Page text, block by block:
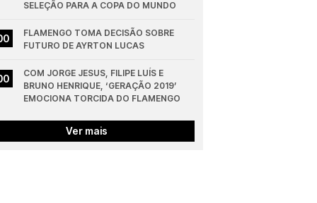
SELEÇÃO PARA A COPA DO MUNDO
FLAMENGO TOMA DECISÃO SOBRE
FUTURO DE AYRTON LUCAS
COM JORGE JESUS, FILIPE LUÍS E
BRUNO HENRIQUE, ‘GERAÇÃO 2019’
EMOCIONA TORCIDA DO FLAMENGO
Ver mais